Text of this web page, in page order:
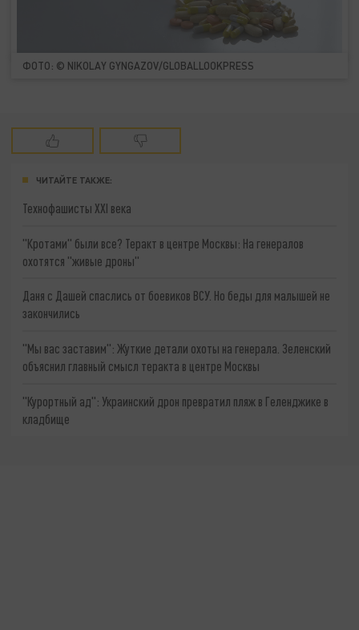
ФОТО: © NIKOLAY GYNGAZOV/GLOBALLOOKPRESS
ЧИТАЙТЕ ТАКЖЕ:
Технофашисты XXI века
"Кротами" были все? Теракт в центре Москвы: На генералов
охотятся "живые дроны"
Даня с Дашей спаслись от боевиков ВСУ. Но беды для малышей не
закончились
"Мы вас заставим": Жуткие детали охоты на генерала. Зеленский
объяснил главный смысл теракта в центре Москвы
"Курортный ад": Украинский дрон превратил пляж в Геленджике в
кладбище